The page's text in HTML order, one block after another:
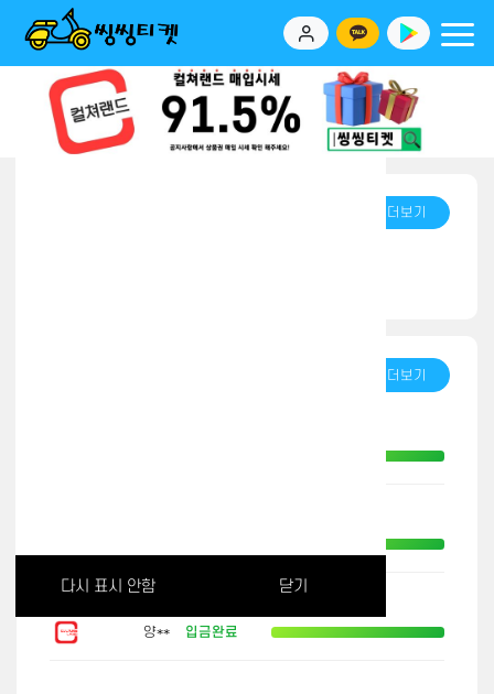
Previous
더보기
더보기
양**
입금완료
다시 표시 안함 닫기